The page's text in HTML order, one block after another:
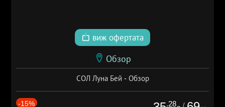
виж офертата
Обзор
СОЛ Луна Бей - Обзор
-15% .28